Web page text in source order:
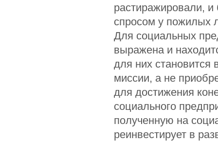
растиражировали, и
спросом у пожилых
Для социальных
выражена и
для них становится
миссии, а не
для достижения
социального
полученную на
реинвестирует в